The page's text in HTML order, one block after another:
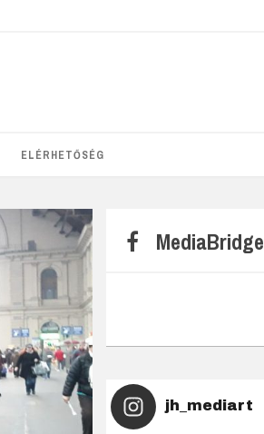
ELÉRHETŐSÉG
MediaBridge
jh_mediart